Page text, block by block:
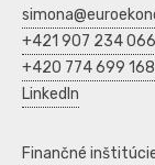
+421 907 234 066
+420 774 699 168
LinkedIn
Finančné